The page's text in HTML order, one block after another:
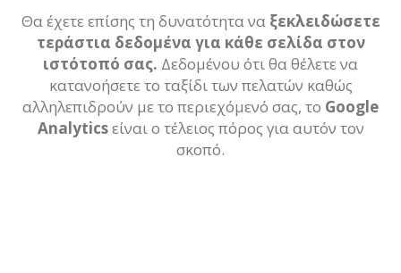
Θα έχετε επίσης τη δυνατότητα ναξεκλειδώσετε
τεράστια δεδομένα για κάθε σελίδα στον
ιστότοπό σας. Δεδομένου ότι θα θέλετε να
κατανοήσετε το ταξίδι των πελατών καθώς
αλληλεπιδρούν με το περιεχόμενό σας, το Google
Analyticsείναι ο τέλειος πόρος για αυτόν τον
σκοπό.